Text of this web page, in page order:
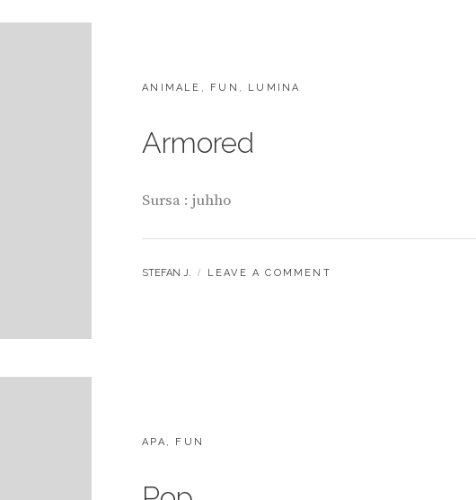
CATEGORIES:
ANIMALE , FUN , LUMINA
Armored
Sursa : juhho
BY
STEFAN J. LEAVE A COMMENT
CATEGORIES:
APA , FUN